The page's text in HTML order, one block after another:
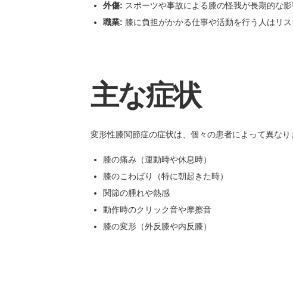
外傷: スポーツや事故による膝の怪我が長期的な
職業: 膝に負担がかかる仕事や活動を行う人はリス
主な症状
変形性膝関節症の症状は、個々の患者によって異な
膝の痛み（運動時や休息時）
膝のこわばり（特に朝起きた時）
関節の腫れや熱感
動作時のクリック音や摩擦音
膝の変形（外反膝や内反膝）